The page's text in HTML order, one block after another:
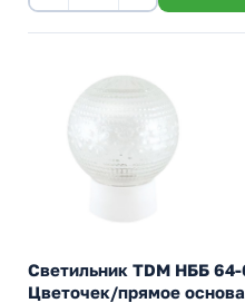
Светильник TDM НББ
Цветочек/прямое